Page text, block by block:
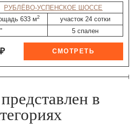
РУБЛЁВО-УСПЕНСКОЕ ШОССЕ
633 м2
участок 24 сотки
5 спален
в